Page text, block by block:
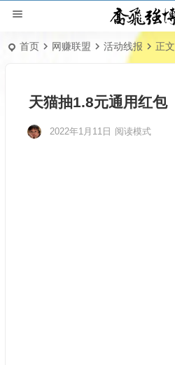
首页 网赚联盟 活动线报 正文
天猫抽1.8元通用红包
2022年1月11日 阅读模式